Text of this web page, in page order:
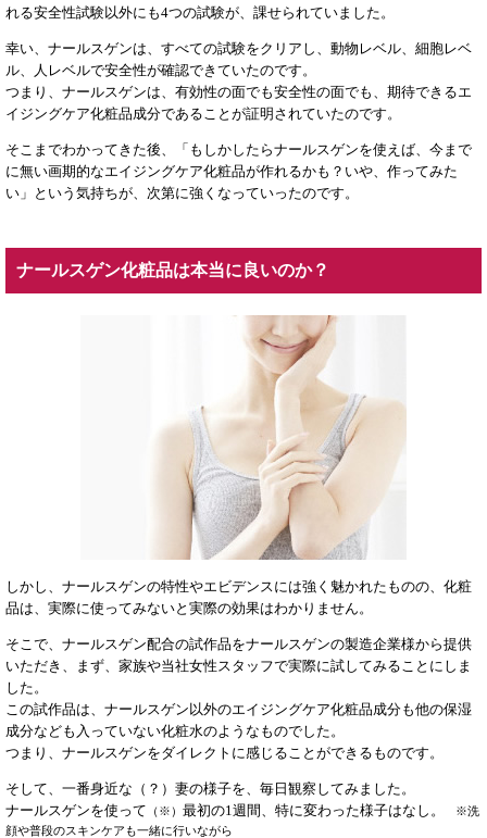
れる安全性試験以外にも4つの試験が、課せられていました。
幸い、ナールスゲンは、すべての試験をクリアし、動物レベル、細胞レベ
ル、人レベルで安全性が確認できていたのです。
つまり、ナールスゲンは、有効性の面でも安全性の面でも、期待できるエ
イジングケア化粧品成分であることが証明されていたのです。
そこまでわかってきた後、「もしかしたらナールスゲンを使えば、今まで
に無い画期的なエイジングケア化粧品が作れるかも？いや、作ってみた
い」という気持ちが、次第に強くなっていったのです。
ナールスゲン化粧品は本当に良いのか？
しかし、ナールスゲンの特性やエビデンスには強く魅かれたものの、化粧
品は、実際に使ってみないと実際の効果はわかりません。
そこで、ナールスゲン配合の試作品をナールスゲンの製造企業様から提供
いただき、まず、家族や当社女性スタッフで実際に試してみることにしま
した。
この試作品は、ナールスゲン以外のエイジングケア化粧品成分も他の保湿
成分なども入っていない化粧水のようなものでした。
つまり、ナールスゲンをダイレクトに感じることができるものです。
そして、一番身近な（？）妻の様子を、毎日観察してみました。
ナールスゲンを使って （※） 最初の1週間、特に変わった様子はなし。
※洗
顔や普段のスキンケアも一緒に行いながら